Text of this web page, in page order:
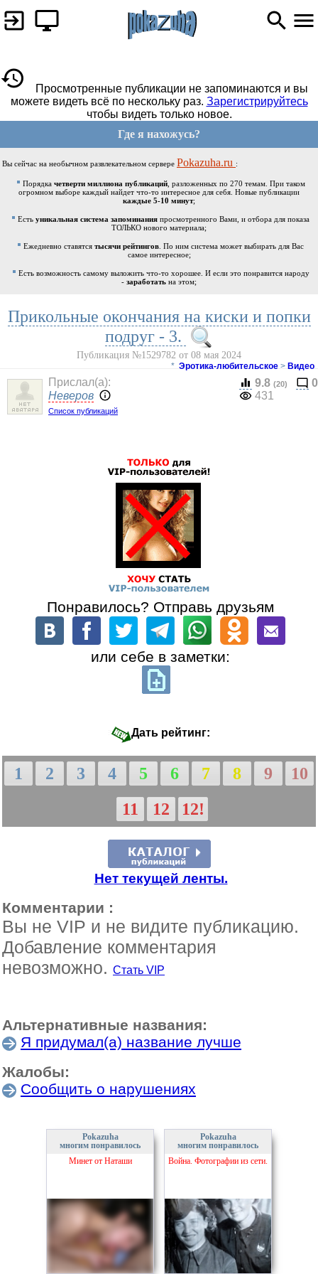
Просмотренные публикации не запоминаются и вы
можете видеть всё по нескольку раз. Зарегистрируйтесь
чтобы видеть только новое.
Где я нахожусь?
Вы сейчас на необычном развлекательном сервере Pokazuha.ru :
Порядка четверти миллиона публикаций, разложенных по 270 темам. При таком
огромном выборе каждый найдет что-то интересное для себя. Новые публикации
каждые 5-10 минут;
Есть уникальная система запоминания просмотренного Вами, и отбора для показа
ТОЛЬКО нового материала;
Ежедневно ставятся тысячи рейтингов . По ним система может выбирать для Вас
самое интересное;
Есть возможность самому выложить что-то хорошее. И если это понравится народу
- заработать на этом;
Прикольные окончания на киски и попки
подруг - 3.
Публикация №1529782 от 08 мая 2024
* Эротика-любительское > Видео
Прислал(a):
Неверов
Список публикаций
9.8 (20)
0
431
Понравилось? Отправь друзьям
или себе в заметки:
Дать рейтинг:
1 2 3 4 5 6 7 8 9
10
11
12 12!
Нет текущей ленты.
Комментарии :
Вы не VIP и не видите публикацию.
Добавление комментария
невозможно. Стать VIP
Альтернативные названия:
Я придумал(а) название лучше
Жалобы:
Сообщить о нарушениях
Pokazuha
многим понравилось
Минет от Наташи
Pokazuha
многим понравилось
Война. Фотографии из сети.